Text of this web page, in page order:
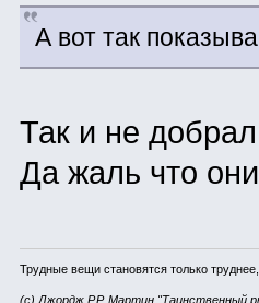
А вот так
Так и не
Да жаль что
Трудные вещи становятся только
(с) Джордж Р.Р. Мартин "Таинственный